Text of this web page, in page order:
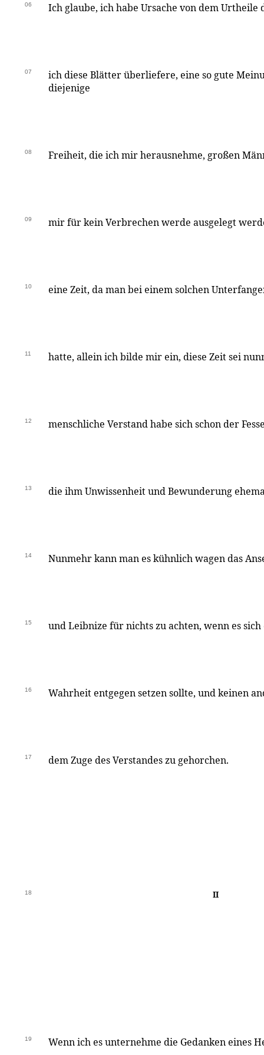
06 Ich glaube, ich habe Ursache von dem Urtheile
07
ich diese Blätter überliefere, eine so gute
diejenige
08 Freiheit, die ich mir herausnehme, großen
09 mir für kein Verbrechen werde ausgelegt
10 eine Zeit, da man bei einem solchen
11 hatte, allein ich bilde mir ein, diese Zeit sei
12 menschliche Verstand habe sich schon der
13 die ihm Unwissenheit und Bewunderung
14 Nunmehr kann man es kühnlich wagen das
15 und Leibnize für nichts zu achten, wenn es
16 Wahrheit entgegen setzen sollte, und keinen
17 dem Zuge des Verstandes zu gehorchen.
18 II
19 Wenn ich es unternehme die Gedanken eines